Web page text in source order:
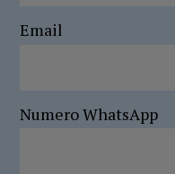
Email
Numero WhatsApp